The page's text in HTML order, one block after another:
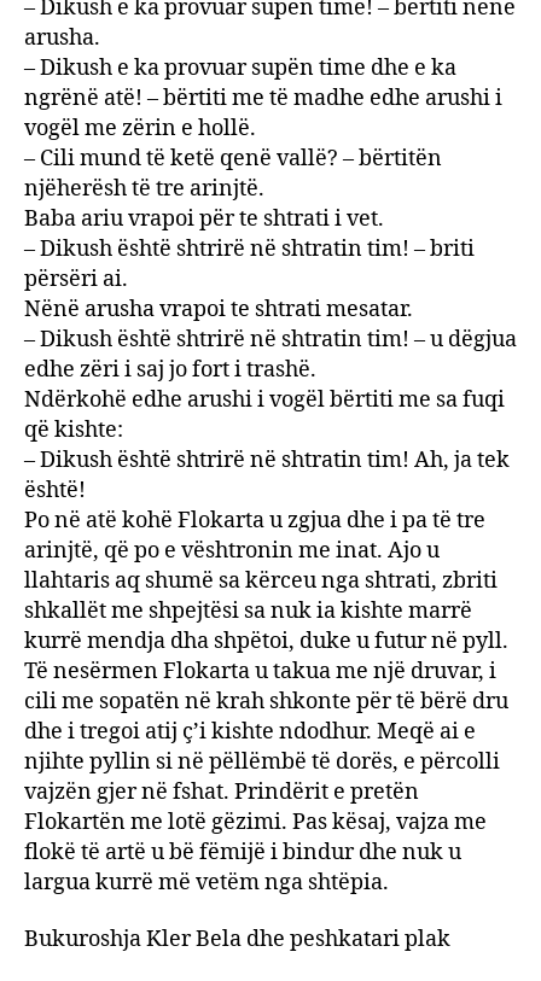
– Dikush e ka provuar supën time! – bërtiti nënë
arusha.
– Dikush e ka provuar supën time dhe e ka
ngrënë atë! – bërtiti me të madhe edhe arushi i
vogël me zërin e hollë.
– Cili mund të ketë qenë vallë? – bërtitën
njëherësh të tre arinjtë.
Baba ariu vrapoi për te shtrati i vet.
– Dikush është shtrirë në shtratin tim! – briti
përsëri ai.
Nënë arusha vrapoi te shtrati mesatar.
– Dikush është shtrirë në shtratin tim! – u dëgjua
edhe zëri i saj jo fort i trashë.
Ndërkohë edhe arushi i vogël bërtiti me sa fuqi
që kishte:
– Dikush është shtrirë në shtratin tim! Ah, ja tek
është!
Po në atë kohë Flokarta u zgjua dhe i pa të tre
arinjtë, që po e vështronin me inat. Ajo u
llahtaris aq shumë sa kërceu nga shtrati, zbriti
shkallët me shpejtësi sa nuk ia kishte marrë
kurrë mendja dha shpëtoi, duke u futur në pyll.
Të nesërmen Flokarta u takua me një druvar, i
cili me sopatën në krah shkonte për të bërë dru
dhe i tregoi atij ç’i kishte ndodhur. Meqë ai e
njihte pyllin si në pëllëmbë të dorës, e përcolli
vajzën gjer në fshat. Prindërit e pretën
Flokartën me lotë gëzimi. Pas kësaj, vajza me
flokë të artë u bë fëmijë i bindur dhe nuk u
largua kurrë më vetëm nga shtëpia.
Bukuroshja Kler Bela dhe peshkatari plak